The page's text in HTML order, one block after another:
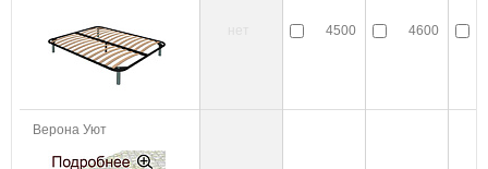
4500 4600
Верона Уют